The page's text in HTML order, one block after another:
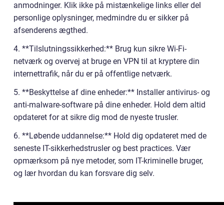
anmodninger. Klik ikke på mistænkelige links eller del
personlige oplysninger, medmindre du er sikker på
afsenderens ægthed.
4. **Tilslutningssikkerhed:** Brug kun sikre Wi-Fi-
netværk og overvej at bruge en VPN til at kryptere din
internettrafik, når du er på offentlige netværk.
5. **Beskyttelse af dine enheder:** Installer antivirus- og
anti-malware-software på dine enheder. Hold dem altid
opdateret for at sikre dig mod de nyeste trusler.
6. **Løbende uddannelse:** Hold dig opdateret med de
seneste IT-sikkerhedstrusler og best practices. Vær
opmærksom på nye metoder, som IT-kriminelle bruger,
og lær hvordan du kan forsvare dig selv.